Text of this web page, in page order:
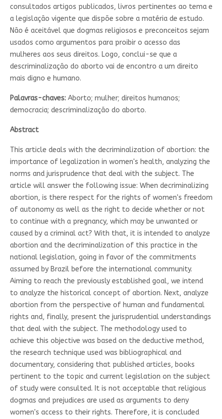
consultados artigos publicados, livros pertinentes ao tema e
a legislação vigente que dispõe sobre a matéria de estudo.
Não é aceitável que dogmas religiosos e preconceitos sejam
usados como argumentos para proibir o acesso das
mulheres aos seus direitos. Logo, conclui-se que a
descriminalização do aborto vai de encontro a um direito
mais digno e humano.
Palavras-chaves:Aborto; mulher; direitos humanos;
democracia; descriminalização do aborto.
Abstract
This article deals with the decriminalization of abortion: the
importance of legalization in women's health, analyzing the
norms and jurisprudence that deal with the subject. The
article will answer the following issue: When decriminalizing
abortion, is there respect for the rights of women's freedom
of autonomy as well as the right to decide whether or not
to continue with a pregnancy, which may be unwanted or
caused by a criminal act? With that, it is intended to analyze
abortion and the decriminalization of this practice in the
national legislation, going in favor of the commitments
assumed by Brazil before the international community.
Aiming to reach the previously established goal, we intend
to analyze the historical concept of abortion. Next, analyze
abortion from the perspective of human and fundamental
rights and, finally, present the jurisprudential understandings
that deal with the subject. The methodology used to
achieve this objective was based on the deductive method,
the research technique used was bibliographical and
documentary, considering that published articles, books
pertinent to the topic and current legislation on the subject
of study were consulted. It is not acceptable that religious
dogmas and prejudices are used as arguments to deny
women's access to their rights. Therefore, it is concluded